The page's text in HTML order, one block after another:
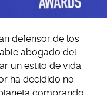
defensor de los
abogado del
un estilo de vida
ha decidido no